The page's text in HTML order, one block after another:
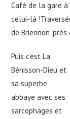
Café de la gare
celui-là
de Briennon,
Puis c’est La
Bénisson-Dieu et
sa superbe
abbaye avec ses
sarcophages et